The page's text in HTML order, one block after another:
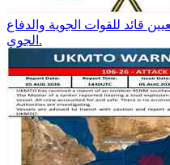
قائد للقوات الجوية والدفاع
الجوي.